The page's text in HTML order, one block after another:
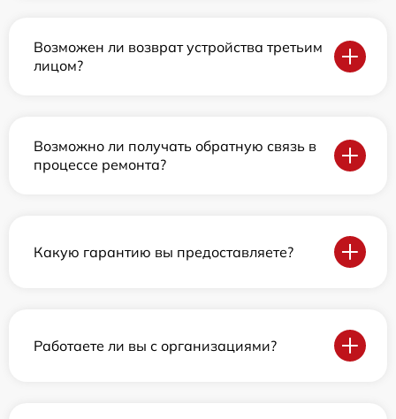
Возможен ли возврат устройства третьим
лицом?
Возможно ли получать обратную связь в
процессе ремонта?
Какую гарантию вы предоставляете?
Работаете ли вы с организациями?